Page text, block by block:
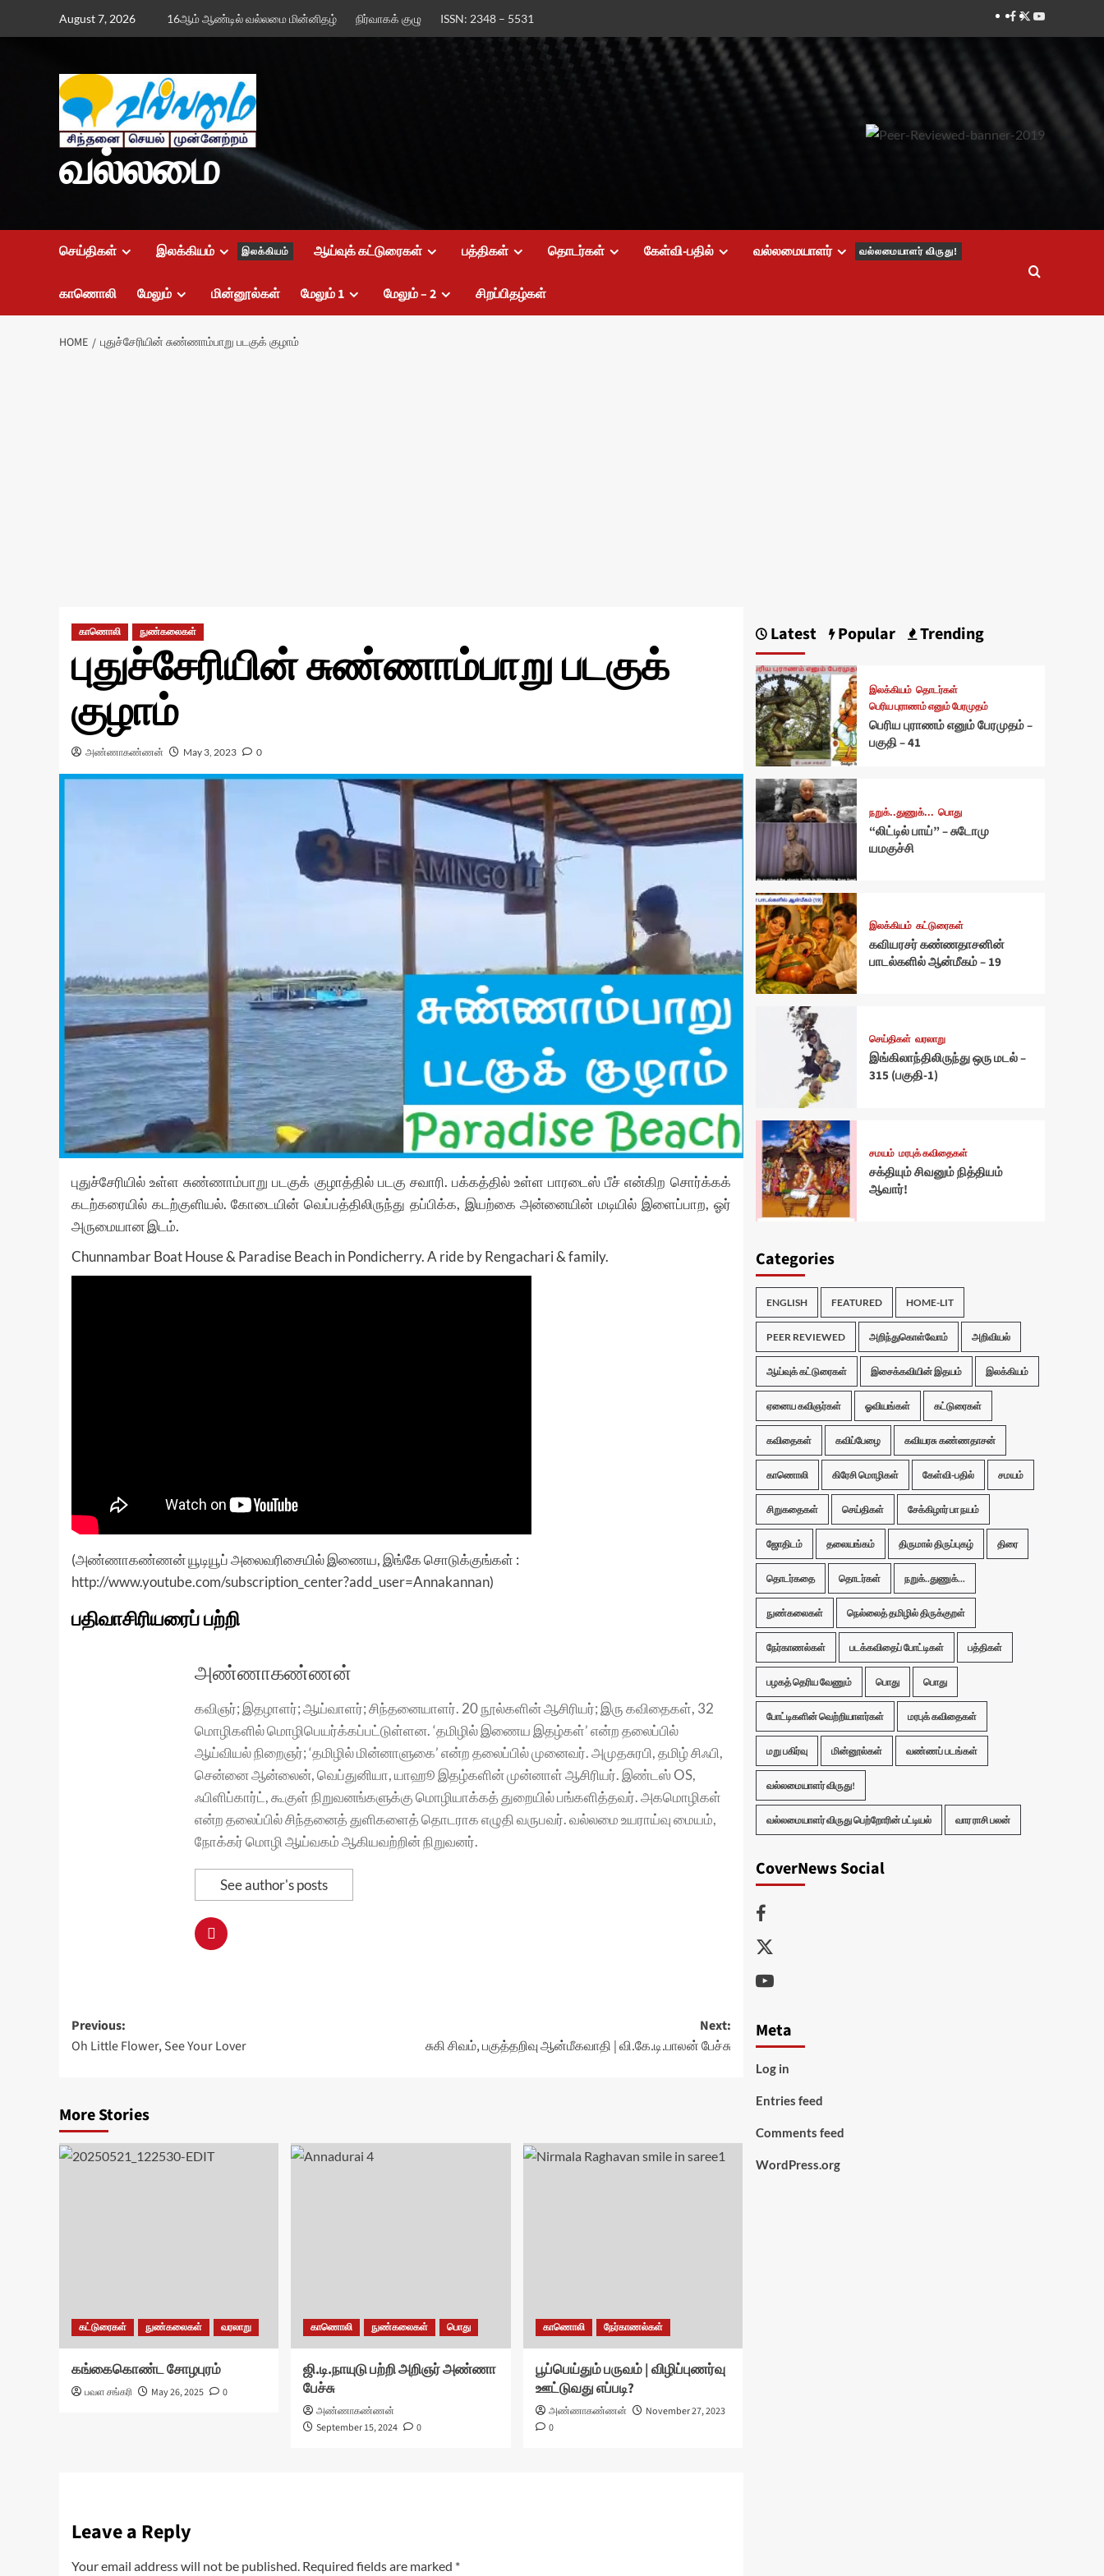
August 7, 2026 16ஆம் ஆண்டில் வல்லமை மின்னிதழ் நிர்வாகக் குழு ISSN: 2348 – 5531 Facebook
TwitterYoutube
வல்லமை
செய்திகள் இலக்கியம் இலக்கியம் ஆய்வுக் கட்டுரைகள் பத்திகள் தொடர்கள் கேள்வி-பதில் வல்லமையாளர் வல்லமையாளர் விருது!
காணொலி மேலும் மின்னூல்கள் மேலும் 1 மேலும் – 2 சிறப்பிதழ்கள்
HOME புதுச்சேரியின் சுண்ணாம்பாறு படகுக் குழாம்
காணொலி நுண்கலைகள்
புதுச்சேரியின் சுண்ணாம்பாறு படகுக்
குழாம்
அண்ணாகண்ணன் May 3, 2023 0
புதுச்சேரியில் உள்ள சுண்ணாம்பாறு படகுக் குழாத்தில் படகு சவாரி. பக்கத்தில் உள்ள பாரடைஸ் பீச் என்கிற சொர்க்கக்
கடற்கரையில் கடற்குளியல். கோடையின் வெப்பத்திலிருந்து தப்பிக்க, இயற்கை அன்னையின் மடியில் இளைப்பாற, ஓர்
அருமையான இடம்.
Chunnambar Boat House & Paradise Beach in Pondicherry. A ride by Rengachari & family.
(அண்ணாகண்ணன் யூடியூப் அலைவரிசையில் இணைய, இங்கே சொடுக்குங்கள் :
http://www.youtube.com/subscription_center?add_user=Annakannan)
பதிவாசிரியரைப் பற்றி
அண்ணாகண்ணன்
கவிஞர்; இதழாளர்; ஆய்வாளர்; சிந்தனையாளர். 20 நூல்களின் ஆசிரியர்; இரு கவிதைகள், 32
மொழிகளில் மொழிபெயர்க்கப்பட்டுள்ளன. ‘தமிழில் இணைய இதழ்கள்’ என்ற தலைப்பில்
ஆய்வியல் நிறைஞர்; ‘தமிழில் மின்னாளுகை’ என்ற தலைப்பில் முனைவர். அமுதசுரபி, தமிழ் சிஃபி,
சென்னை ஆன்லைன், வெப்துனியா, யாஹூ இதழ்களின் முன்னாள் ஆசிரியர். இண்டஸ் OS,
ஃபிளிப்கார்ட், கூகுள் நிறுவனங்களுக்கு மொழியாக்கத் துறையில் பங்களித்தவர். அகமொழிகள்
என்ற தலைப்பில் சிந்தனைத் துளிகளைத் தொடராக எழுதி வருபவர். வல்லமை உயராய்வு மையம்,
நோக்கர் மொழி ஆய்வகம் ஆகியவற்றின் நிறுவனர்.
See author's posts
Post
navigation
Previous:
Oh Little Flower, See Your Lover
Next:
சுகி சிவம், பகுத்தறிவு ஆன்மீகவாதி | வி.கே.டி.பாலன் பேச்சு
More Stories
கட்டுரைகள் நுண்கலைகள் வரலாறு
கங்கைகொண்ட சோழபுரம்
பவள சங்கரி May 26, 2025 0
காணொலி நுண்கலைகள் பொது
ஜி.டி.நாயுடு பற்றி அறிஞர் அண்ணா
பேச்சு
அண்ணாகண்ணன்
September 15, 2024
0
காணொலி நேர்காணல்கள்
பூப்பெய்தும் பருவம் | விழிப்புணர்வு
ஊட்டுவது எப்படி?
அண்ணாகண்ணன்
November 27, 2023
0
Leave a Reply
Your email address will not be published. Required fields are marked *
Latest Popular Trending
இலக்கியம் தொடர்கள்
பெரிய புராணம் எனும் பேரமுதம்
பெரிய புராணம் எனும் பேரமுதம் –
பகுதி – 41
நறுக்..துணுக்... பொது
“லிட்டில் பாய்” – சுடோமு
யமகுச்சி
இலக்கியம் கட்டுரைகள்
கவியரசர் கண்ணதாசனின்
பாடல்களில் ஆன்மீகம் – 19
செய்திகள் வரலாறு
இங்கிலாந்திலிருந்து ஒரு மடல் –
315 (பகுதி-1)
சமயம் மரபுக் கவிதைகள்
சக்தியும் சிவனும் நித்தியம்
ஆவார்!
Categories
ENGLISH FEATURED HOME-LIT
PEER REVIEWED அறிந்துகொள்வோம் அறிவியல்
ஆய்வுக் கட்டுரைகள் இசைக்கவியின் இதயம் இலக்கியம்
ஏனைய கவிஞர்கள் ஓவியங்கள் கட்டுரைகள்
கவிதைகள் கவிப்பேழை கவியரசு கண்ணதாசன்
காணொலி கிரேசி மொழிகள் கேள்வி-பதில் சமயம்
சிறுகதைகள் செய்திகள் சேக்கிழார் பா நயம்
ஜோதிடம் தலையங்கம் திருமால் திருப்புகழ் திரை
தொடர்கதை தொடர்கள் நறுக்..துணுக்...
நுண்கலைகள் நெல்லைத் தமிழில் திருக்குறள்
நேர்காணல்கள் படக்கவிதைப் போட்டிகள் பத்திகள்
பழகத் தெரிய வேணும் பொது பொது
போட்டிகளின் வெற்றியாளர்கள் மரபுக் கவிதைகள்
மறு பகிர்வு மின்னூல்கள் வண்ணப் படங்கள்
வல்லமையாளர் விருது!
வல்லமையாளர் விருது பெற்றோரின் பட்டியல் வார ராசி பலன்
CoverNews Social
Facebook
Twitter
Youtube
Meta
Log in
Entries feed
Comments feed
WordPress.org